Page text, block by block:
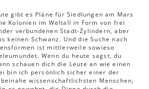
gibt es Pläne für Siedlungen am Mars
Kolonien im Weltall in Form von frei
verbundenen Stadt-Zylindern, aber
keinen Schwanz. Und die Suche nach
ist mittlerweile sowieso
Wenn du heute sagst, du
schauen dich die Leute an wie einen
bin ich persönlich sicher einer der
wissenschaftlichsten Menschen,